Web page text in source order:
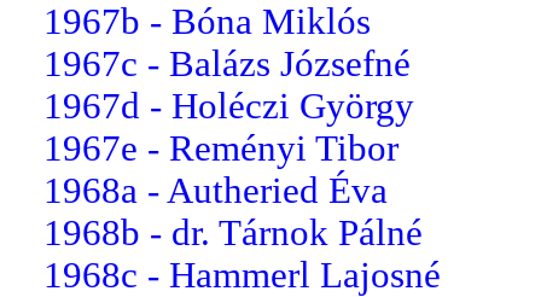
1967b - Bóna Miklós
1967c - Balázs Józsefné
1967d - Holéczi György
1967e - Reményi Tibor
1968a - Autheried Éva
1968b - dr. Tárnok Pálné
1968c - Hammerl Lajosné